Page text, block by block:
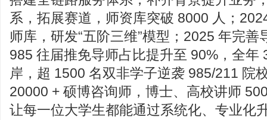
系，拓展赛道，师资库突破 8000 人；
师库，研发“五阶三维”模型；2025 年完善
985 往届推免导师占比提升至 90%，全年
岸，超 1500 名双非学子逆袭 985/211 院
20000 + 硕博咨询师，博士、高校讲师
让每一位大学生都能通过系统化、专业化